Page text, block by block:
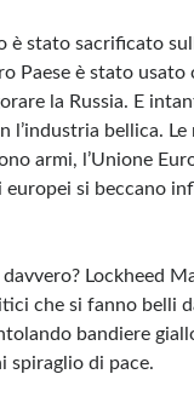
è stato sacrificato
Paese è stato usato
la Russia. E
l’industria bellica.
armi, l’Unione
si beccano
Lockheed
che si fanno belli
bandiere
spiraglio di pace.